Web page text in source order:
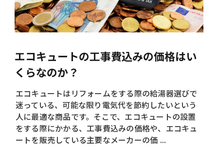
エコキュートの工事費込みの価格はい
くらなのか？
エコキュートはリフォームをする際の給湯器選びで
迷っている、可能な限り電気代を節約したいという
人に最適な商品です。そこで、エコキュートの設置
をする際にかかる、工事費込みの価格や、エコキュ
ートを販売している主要なメーカーの価 ...